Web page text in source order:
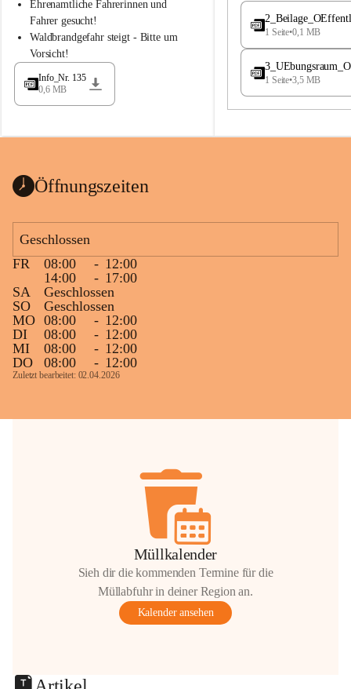
a
d
l
a
Ehrenamtliche Fahrerinnen und
Fahrer gesucht!
Waldbrandgefahr steigt - Bitte um
Vorsicht!
Info_Nr. 135
0,6 MB
e
a
1 Seite•0,1 MB
1 Seite•3,5 MB
Öffnungszeiten
Geschlossen
FR
08:00 - 12:00
14:00
- 17:00
SA
Geschlossen
SO
Geschlossen
MO 08:00 - 12:00
DI
08:00 - 12:00
MI
08:00 - 12:00
DO
08:00 - 12:00
Zuletzt bearbeitet: 02.04.2026
Müllkalender
Sieh dir die kommenden Termine für die
Müllabfuhr in deiner Region an.
Kalender ansehen